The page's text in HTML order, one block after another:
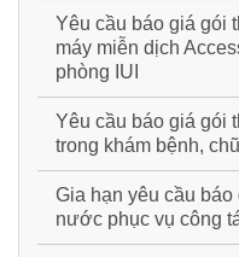
Yêu cầu báo giá gói
máy miễn dịch
phòng IUI
Yêu cầu báo giá gói
trong khám bệnh,
Gia hạn yêu cầu
nước phục vụ công